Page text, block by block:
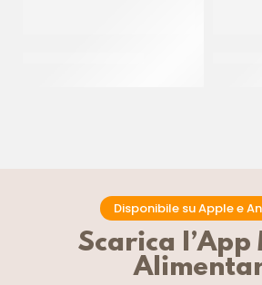
Disponibile su Apple e
Scarica l’App